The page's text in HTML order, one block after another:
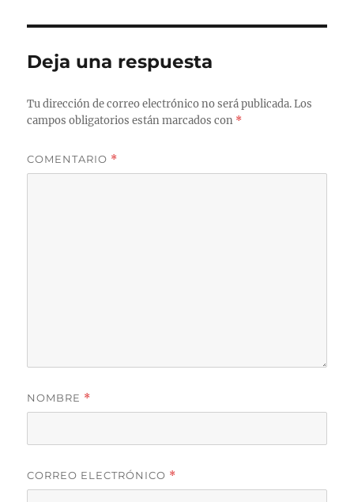
Deja una respuesta
Tu dirección de correo electrónico no será publicada. Los
campos obligatorios están marcados con *
COMENTARIO *
NOMBRE *
CORREO ELECTRÓNICO *